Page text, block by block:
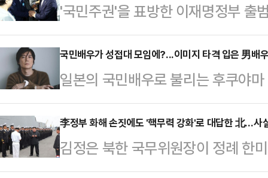
'국민주권'을 표방한 이재명정부 출
정청래 더불어민주당 체제 보름 만
다. 민주당에서는 '조국·윤미향 사
혹' 등 단기적인 악재 탓이라고 분
령 탄핵 찬반으로 내홍이 여전한 가
는 것을 두고 해석이 분분하다.19
리얼미터가 지난 11~14일(8월 2주
국민배우가 성접대 모임에?...이미지 타격 입은 男배
일본의 국민배우로 불리는 후쿠야
한 '성접대 모임'의 핵심 인물로 지
지 여성세븐은 나카이 마사히로 성
부 조사에서 후쿠야마가 '유력 프로
결과 후쿠야마는 2005년부터 후지
李정부 화해 손짓에도 '핵무력 강화'로 대답한 北…사
김정은 북한 국무위원장이 정례 한
프리덤실드) 연습이 북한을 향한 '